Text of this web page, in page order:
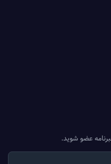
عضو شوید.